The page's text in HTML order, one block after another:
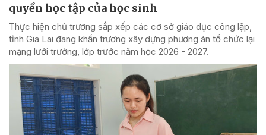
quyền học tập của học sinh
Thực hiện chủ trương sắp xếp các cơ sở giáo dục công lập,
tỉnh Gia Lai đang khẩn trương xây dựng phương án tổ chức lại
mạng lưới trường, lớp trước năm học 2026 - 2027.